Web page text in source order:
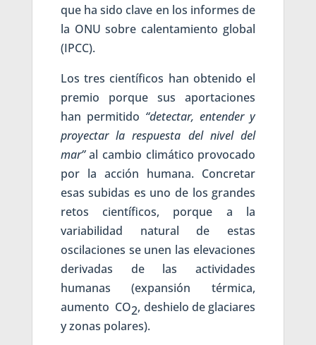
que ha sido clave en los informes de
la ONU sobre calentamiento global
(IPCC).
Los tres científicos han obtenido el
premio porque sus aportaciones
han permitido “detectar, entender y
proyectar la respuesta del nivel del
mar”al cambio climático provocado
por la acción humana. Concretar
esas subidas es uno de los grandes
retos científicos, porque a la
variabilidad natural de estas
oscilaciones se unen las elevaciones
derivadas de las actividades
humanas (expansión térmica,
aumento CO2, deshielo de glaciares
y zonas polares).